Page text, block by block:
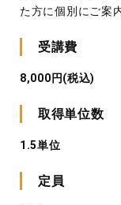
た方に個別にご案
受講費
8,000円(税込)
取得単位数
1.5単位
定員